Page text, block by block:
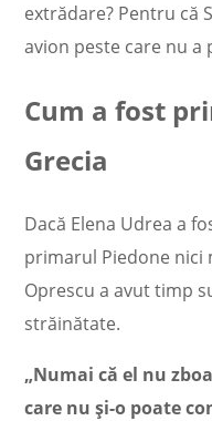
extrădare? Pentru că
avion peste care nu a
Cum a fost
Grecia
Dacă Elena Udrea a
primarul Piedone nici
Oprescua avut timp
străinătate.
„Numai că el nu
care nu și-o poate